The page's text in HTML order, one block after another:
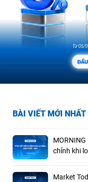
BÀI VIẾT MỚI NHẤT
chỉnh khi
Market